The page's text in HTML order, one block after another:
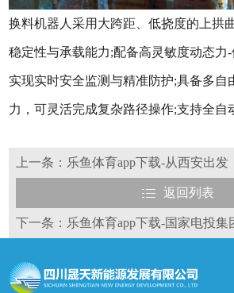
换料机器人采用大跨距、低挠度的上拱
稳定性与承载能力;配备高灵敏度动态力-
实现实时安全监测与精准防护;具备多自
力，可灵活完成复杂路径操作;支持全自
返回列表